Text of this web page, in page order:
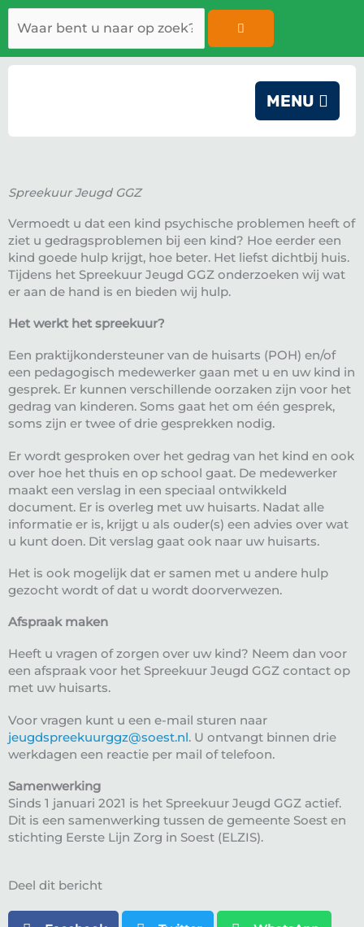
Ga
naar
inhoud
MENU
Spreekuur Jeugd GGZ
Vermoedt u dat een kind psychische problemen heeft of
ziet u gedragsproblemen bij een kind? Hoe eerder een
kind goede hulp krijgt, hoe beter. Het liefst dichtbij huis.
Tijdens het Spreekuur Jeugd GGZ onderzoeken wij wat
er aan de hand is en bieden wij hulp.
Het werkt het spreekuur?
Een praktijkondersteuner van de huisarts (POH) en/of
een pedagogisch medewerker gaan met u en uw kind in
gesprek. Er kunnen verschillende oorzaken zijn voor het
gedrag van kinderen. Soms gaat het om één gesprek,
soms zijn er twee of drie gesprekken nodig.
Er wordt gesproken over het gedrag van het kind en ook
over hoe het thuis en op school gaat. De medewerker
maakt een verslag in een speciaal ontwikkeld
document. Er is overleg met uw huisarts. Nadat alle
informatie er is, krijgt u als ouder(s) een advies over wat
u kunt doen. Dit verslag gaat ook naar uw huisarts.
Het is ook mogelijk dat er samen met u andere hulp
gezocht wordt of dat u wordt doorverwezen.
Afspraak maken
Heeft u vragen of zorgen over uw kind? Neem dan voor
een afspraak voor het Spreekuur Jeugd GGZ contact op
met uw huisarts.
Voor vragen kunt u een e-mail sturen naar
jeugdspreekuurggz@soest.nl. U ontvangt binnen drie
werkdagen een reactie per mail of telefoon.
Samenwerking
Sinds 1 januari 2021 is het Spreekuur Jeugd GGZ actief.
Dit is een samenwerking tussen de gemeente Soest en
stichting Eerste Lijn Zorg in Soest (ELZIS).
Deel dit bericht